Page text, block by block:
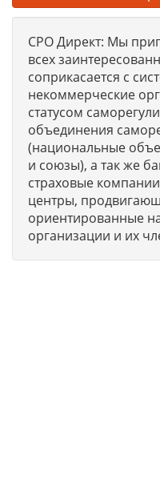
СРО Директ: Мы
всех
соприкасается с
некоммерческие
статусом
объединения
(национальные
и союзы), а так же
страховые
центры,
ориентированные
организации и их